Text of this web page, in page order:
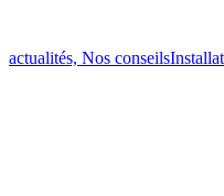
actualités, Nos conseils